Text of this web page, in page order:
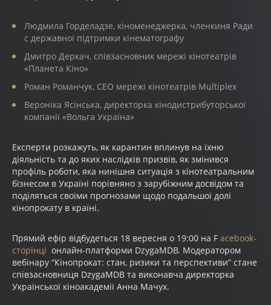
Людмила Горделадзе, кіноменеджерка, членкиня Ради
с державної підтримки кінематографу
Дмитро Деркач, співзасновник мережі кінотеатрів
«Планета Кіно»
Роман Романчук, CEO мережі кінотеатрів Multiplex
Вероніка Ясінська, директорка кінодистрибуторської
компанії «Вольга Україна»
Експерти розкажуть, як карантин вплинув на їхню
діяльність та до яких наслідків призвів, як змінився
профіль роботи, яка нинішня ситуація з кінотеатральним
бізнесом в Україні порівняно з зарубіжним досвідом та
поділяться своїми прогнозами щодо подальшої долі
кінопрокату в країні.
Прямий ефір відбудеться 18 вересня о 19:00 на F acebook-
сторінці онлайн-платформи DzygaMDB. Модератором
вебінару “Кінопрокат: стан, ризики та перспективи” стане
співзасновниця DzygaMDB та виконавча директорка
Української кіноакадемії Анна Мачух.